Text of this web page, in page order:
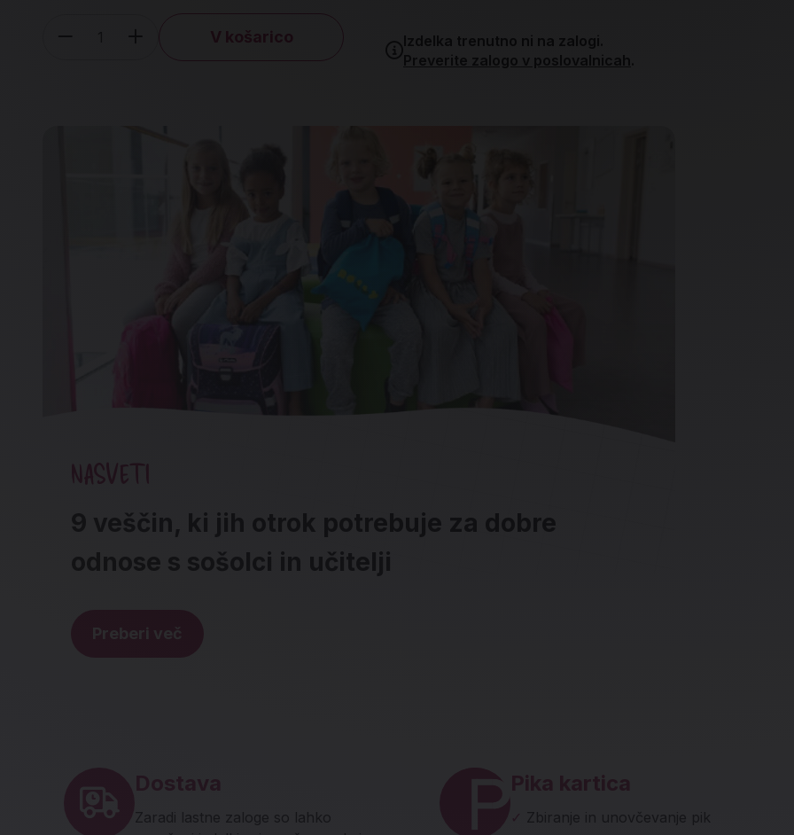
Količina
V košarico
Izdelka trenutno ni na zalogi.
Preverite zalogo v poslovalnicah
NASVETI
9 veščin, ki jih otrok potrebuje za dobre
odnose s sošolci in učitelji
Preberi več
Dostava
Zaradi lastne zaloge so lahko
✓ Zbiranje in unovčevanje pik